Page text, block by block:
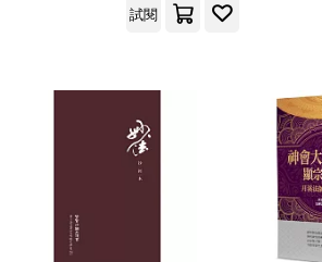
張玉佩(2) 張秀毓(2)
強・高登(2) 彼得‧納瓦羅(2)
微讀編輯群(2)
德隆瓦洛．默基瑟德(2)
廈門大學出版社(4)
得利影視(4) 悅知文化(4)
方智(4)
試閱